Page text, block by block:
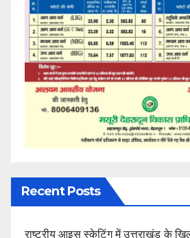
Recent Posts
राष्ट्रीय आइस स्केटिंग में उत्तराखंड के